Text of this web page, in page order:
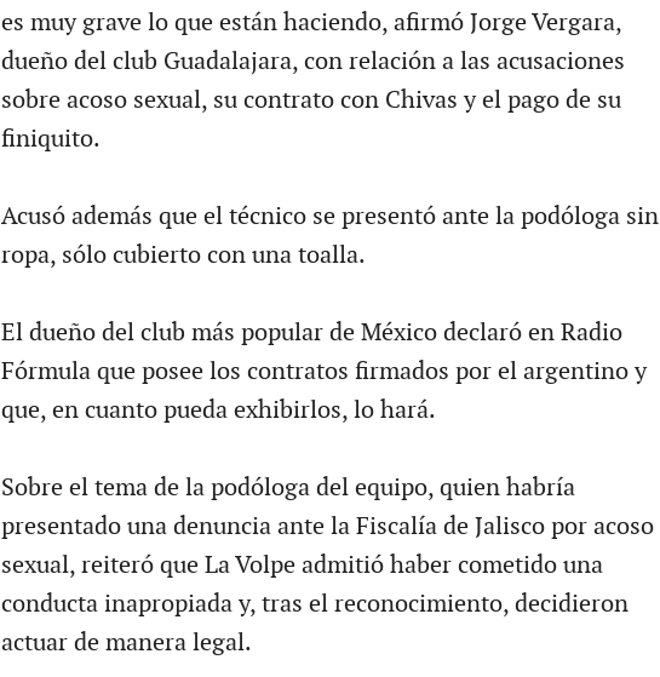
es muy grave lo que están haciendo, afirmó Jorge Vergara,
dueño del club Guadalajara, con relación a las acusaciones
sobre acoso sexual, su contrato con Chivas y el pago de su
finiquito.
Acusó además que el técnico se presentó ante la podóloga sin
ropa, sólo cubierto con una toalla.
El dueño del club más popular de México declaró en Radio
Fórmula que posee los contratos firmados por el argentino y
que, en cuanto pueda exhibirlos, lo hará.
Sobre el tema de la podóloga del equipo, quien habría
presentado una denuncia ante la Fiscalía de Jalisco por acoso
sexual, reiteró que La Volpe admitió haber cometido una
conducta inapropiada y, tras el reconocimiento, decidieron
actuar de manera legal.